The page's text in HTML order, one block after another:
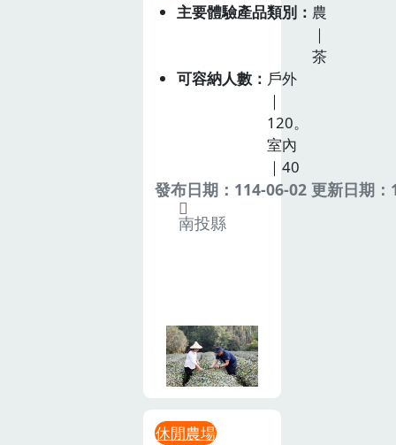
主要體驗產品類別
農
｜
茶
可容納人數
戶外
｜
120。
室內
｜40
發布日期：114-06-02 更新日期
南投縣
休閒農場